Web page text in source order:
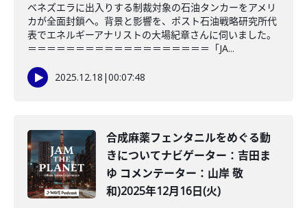
ベネズエラに出入りする制裁対象の石油タンカーをアメリ
カが全面封鎖へ。背景と影響を、ポスト石油戦略研究所代
表でエネルギーアナリストの大場紀章さんに伺いました。
＝＝＝＝＝＝＝＝＝＝＝＝＝＝＝＝＝＝＝「JA...
2025.12.18 |00:07:48
合成麻薬フェンタニルをめぐる動
きについてナビゲーター：吉田ま
ゆ コメンテーター：山岸 敬
和)2025年12月16日(火)